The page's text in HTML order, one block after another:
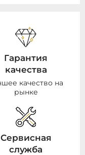
Гарантия
качества
качество на
рынке
Сервисная
служба